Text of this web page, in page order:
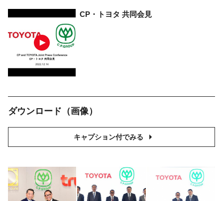
CP・トヨタ 共同会見
ダウンロード（画像）
キャプション付でみる